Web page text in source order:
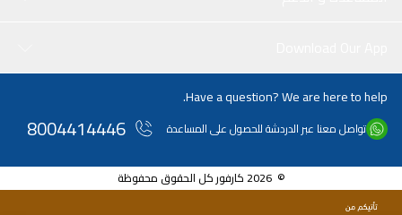
Have a question? We are here to help.
تواصل معنا عبر الدردشة للحصول على المساعدة 8004414446
© 2026 كارفور كل الحقوق محفوظة